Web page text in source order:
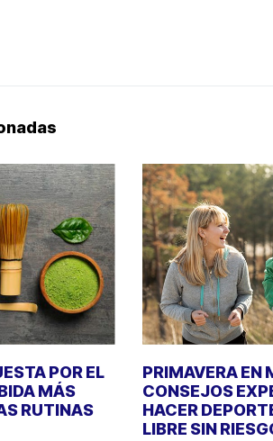
POR EL
MÁS
RUTINAS
PRIMAVERA EN
CONSEJOS
HACER
LIBRE SIN